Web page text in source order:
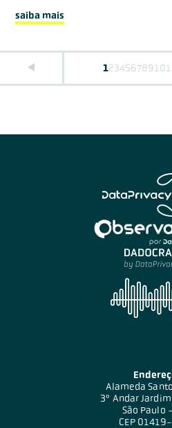
saiba mais
12345678910
Alameda
3º Andar
São Paulo
CEP